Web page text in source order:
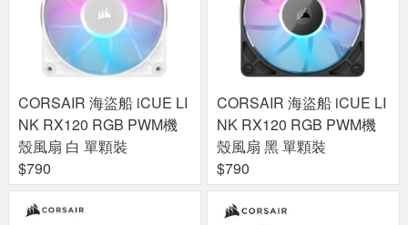
CORSAIR 海盜船 iCUE LI
NK RX120 RGB PWM機
殼風扇 白 單顆裝
$790
CORSAIR 海盜船 iCUE LI
NK RX120 RGB PWM機
殼風扇 黑 單顆裝
$790